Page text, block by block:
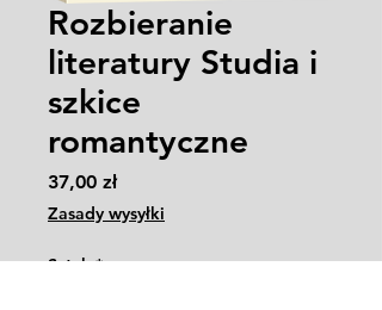
Rozbieranie
literatury Studia i
szkice
romantyczne
37,00 złCena
Zasady wysyłki
Sztuk *